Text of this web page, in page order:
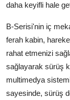
daha keyifli hale
B-Serisi'nin iç
ferah kabin,
rahat etmenizi
sağlayarak sürüş
multimedya
sayesinde, sürüş